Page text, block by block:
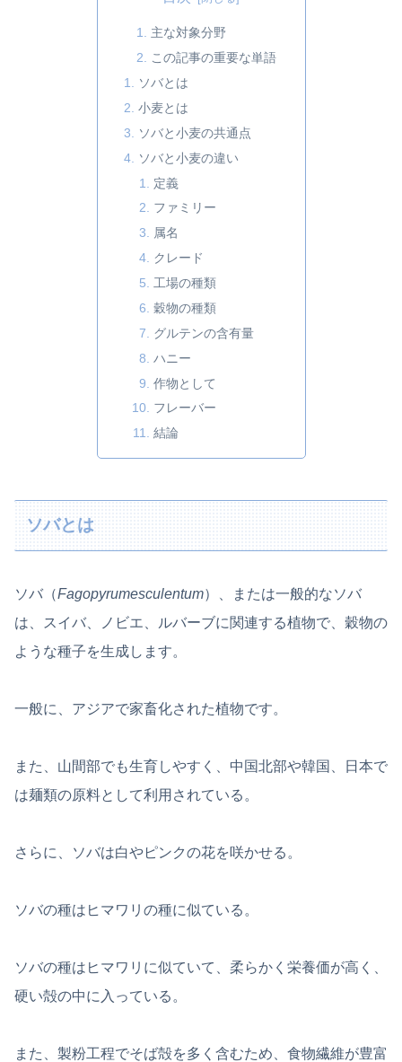
主な対象分野
この記事の重要な単語
ソバとは
小麦とは
ソバと小麦の共通点
ソバと小麦の違い
定義
ファミリー
属名
クレード
工場の種類
穀物の種類
グルテンの含有量
ハニー
作物として
フレーバー
結論
ソバとは
ソバ（Fagopyrumesculentum）、または一般的なソバ
は、スイバ、ノビエ、ルバーブに関連する植物で、穀物の
ような種子を生成します。
一般に、アジアで家畜化された植物です。
また、山間部でも生育しやすく、中国北部や韓国、日本で
は麺類の原料として利用されている。
さらに、ソバは白やピンクの花を咲かせる。
ソバの種はヒマワリの種に似ている。
ソバの種はヒマワリに似ていて、柔らかく栄養価が高く、
硬い殻の中に入っている。
また、製粉工程でそば殻を多く含むため、食物繊維が豊富